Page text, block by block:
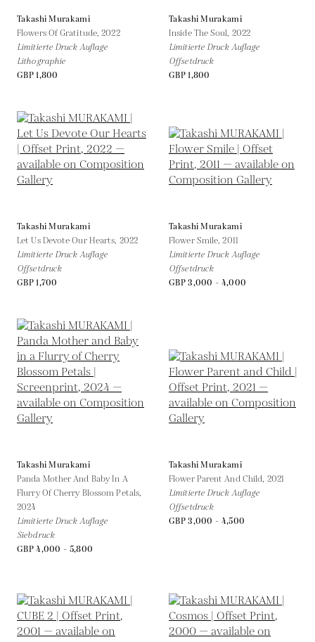
Takashi Murakami
Flowers Of Gratitude,2022
Limitierte Druck Auflage
Lithographie
GBP 1,800
Takashi Murakami
Inside The Soul, 2022
Limitierte Druck Auflage
Offsetdruck
GBP 1,800
Takashi Murakami
Let Us Devote Our Hearts, 2022
Limitierte Druck Auflage
Offsetdruck
GBP 1,700
Takashi Murakami
Flower Smile,2011
Limitierte Druck Auflage
Offsetdruck
GBP 3,000 - 4,000
Takashi Murakami
Panda Mother And Baby In A
Flurry Of Cherry Blossom Petals,
2024
Limitierte Druck Auflage
Siebdruck
GBP 4,000 - 5,800
Takashi Murakami
Flower Parent And Child, 2021
Limitierte Druck Auflage
Offsetdruck
GBP 3,000 - 4,500